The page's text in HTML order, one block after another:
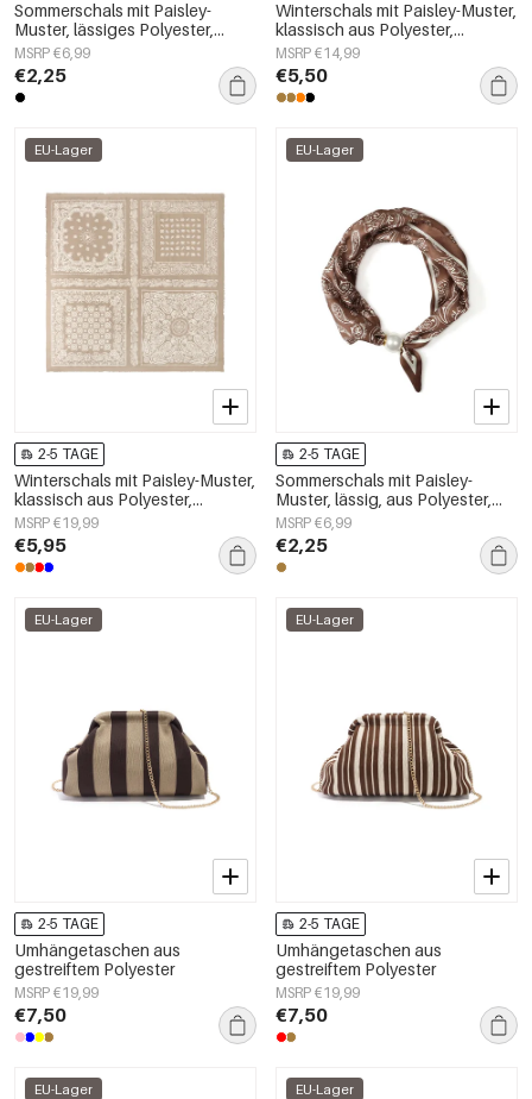
Sommerschals mit Paisley-
Muster, lässiges Polyester,
Alltagsaccessoires
MSRP €6,99
€2,25
Winterschals mit Paisley-Muster,
klassisch aus Polyester,
Alltagsaccessoires
MSRP €14,99
€5,50
EU-Lager
2-5 TAGE
Winterschals mit Paisley-Muster,
klassisch aus Polyester,
Alltagsaccessoires
MSRP €19,99
€5,95
EU-Lager
2-5 TAGE
Sommerschals mit Paisley-
Muster, lässig, aus Polyester,
Accessoires für jeden Tag
MSRP €6,99
€2,25
EU-Lager
2-5 TAGE
Umhängetaschen aus
gestreiftem Polyester
MSRP €19,99
€7,50
EU-Lager
2-5 TAGE
Umhängetaschen aus
gestreiftem Polyester
MSRP €19,99
€7,50
EU-Lager EU-Lager